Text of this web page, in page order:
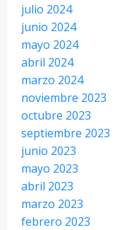
julio 2024
junio 2024
mayo 2024
abril 2024
marzo 2024
noviembre 2023
octubre 2023
septiembre 2023
junio 2023
mayo 2023
abril 2023
marzo 2023
febrero 2023